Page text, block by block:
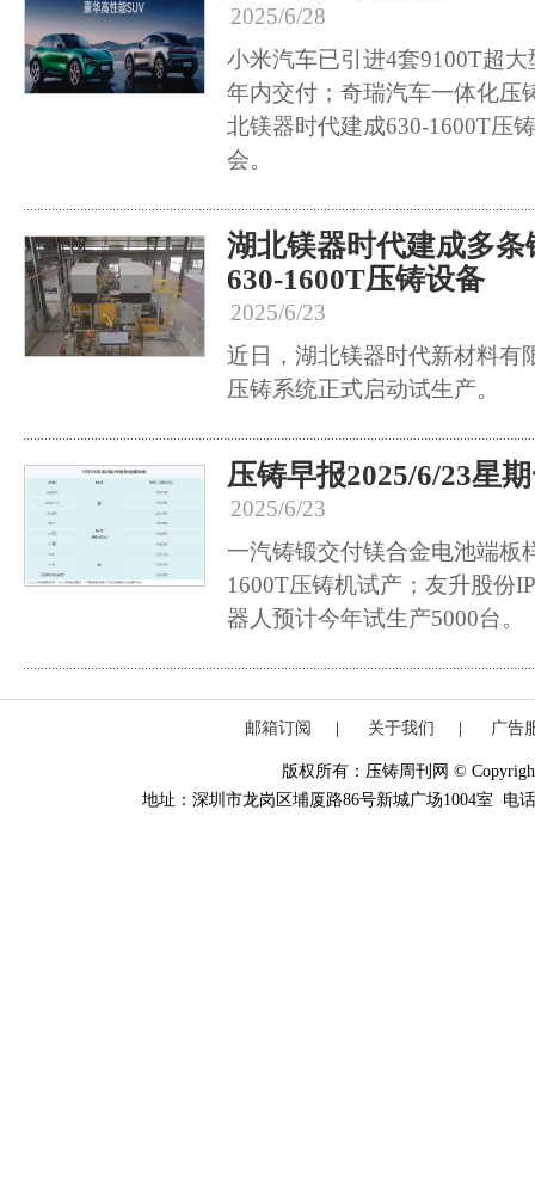
2025/6/28
小米汽车已引进4套9100T超
年内交付；奇瑞汽车一体化压
北镁器时代建成630-1600T压
会。
湖北镁器时代建成多
630-1600T压铸设备
2025/6/23
近日，湖北镁器时代新材料有
压铸系统正式启动试生产。
压铸早报2025/6/23星
2025/6/23
一汽铸锻交付镁合金电池端板
1600T压铸机试产；友升股份
器人预计今年试生产5000台。
邮箱订阅 关于我们 广告
版权所有：压铸周刊网 ©
地址：深圳市龙岗区埔厦路86号新城广场1004室 电